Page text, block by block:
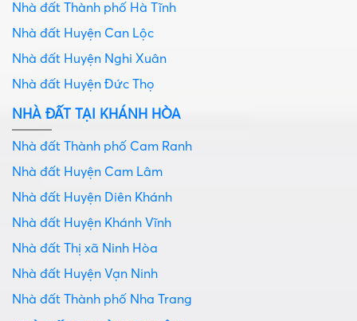
Nhà đất Thành phố Hà Tĩnh
Nhà đất Huyện Can Lộc
Nhà đất Huyện Nghi Xuân
Nhà đất Huyện Đức Thọ
NHÀ ĐẤT TẠI KHÁNH HÒA
Nhà đất Thành phố Cam Ranh
Nhà đất Huyện Cam Lâm
Nhà đất Huyện Diên Khánh
Nhà đất Huyện Khánh Vĩnh
Nhà đất Thị xã Ninh Hòa
Nhà đất Huyện Vạn Ninh
Nhà đất Thành phố Nha Trang